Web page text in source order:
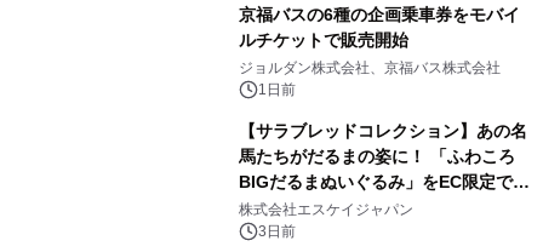
京福バスの6種の企画乗車券をモバイ
ルチケットで販売開始
ジョルダン株式会社、京福バス株式会社
1日前
【サラブレッドコレクション】あの名
馬たちがだるまの姿に！ 「ふわころ
BIGだるまぬいぐるみ」をEC限定で受
注販売開始
株式会社エスケイジャパン
3日前